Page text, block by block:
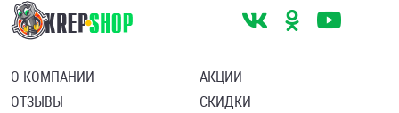
О КОМПАНИИ
ОТЗЫВЫ
АКЦИИ
СКИДКИ